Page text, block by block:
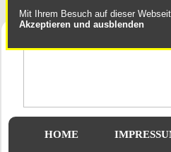
Mit Ihrem Besuch auf dieser
Akzeptieren und ausblenden
HOME